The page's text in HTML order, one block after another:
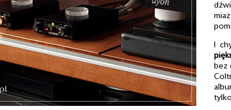
I
bez